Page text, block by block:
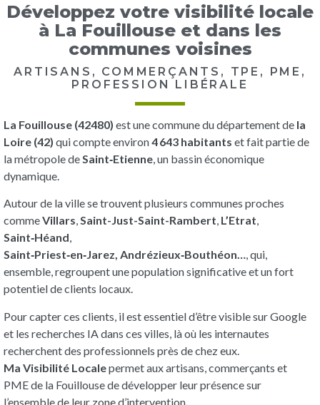
Développez votre visibilité locale
à La Fouillouse et dans les
communes voisines
ARTISANS, COMMERÇANTS, TPE, PME,
PROFESSION LIBÉRALE
La Fouillouse (42480) est une commune du département de la
Loire (42) qui compte environ4 643 habitants et fait partie de
la métropole deSaint‑Etienne, un bassin économique
dynamique.
Autour de la ville se trouvent plusieurs communes proches
commeVillars,Saint-Just-Saint-Rambert, L’Etrat,
Saint‑Héand,
Saint‑Priest‑en‑Jarez, Andrézieux‑Bouthéon…, qui,
ensemble, regroupent une population significative et un fort
potentiel de clients locaux.
Pour capter ces clients, il est essentiel d’être visible sur Google
et les recherches IA dans ces villes, là où les internautes
recherchent des professionnels près de chez eux.
Ma Visibilité Localepermet aux artisans, commerçants et
PME de la Fouillouse de développer leur présence sur
l’ensemble de leur zone d’intervention.